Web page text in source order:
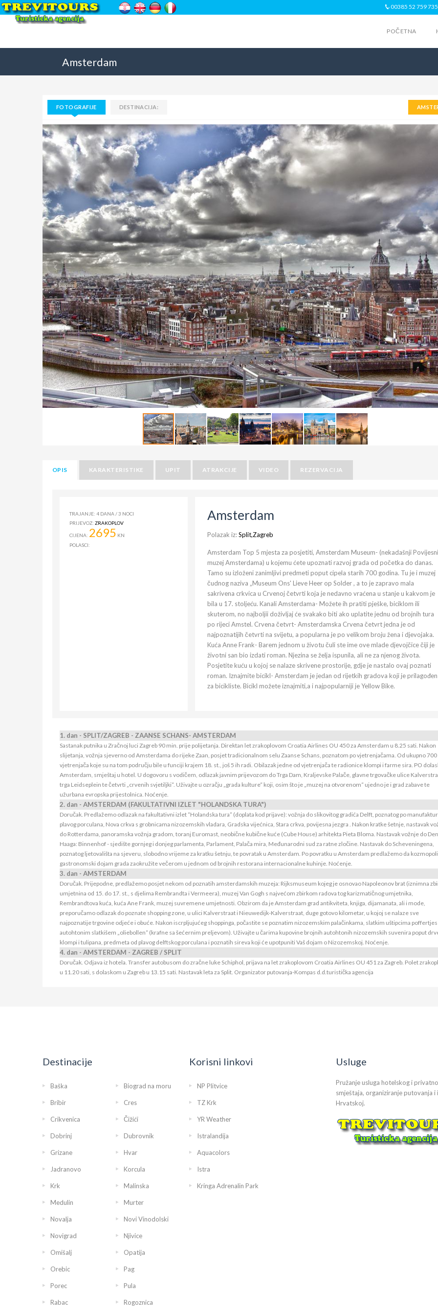
00385 52 759 735
POČETNA
Amsterdam
FOTOGRAFIJE DESTINACIJA:
OPIS KARAKTERISTIKE UPIT ATRAKCIJE VIDEO REZERVACIJA
TRAJANJE: 4 DANA /3 NOCI
PRIJEVOZ: ZRAKOPLOV
CIJENA: 2695 KN
POLASCI:
Amsterdam
Polazak iz:Split,Zagreb
Amsterdam Top 5 mjesta za posjetiti, Amsterdam Museum- (nekadašnji Povijesni
muzej Amsterdama) u kojemu ćete upoznati razvoj grada od početka do danas.
Tamo su izloženi zanimljivi predmeti poput cipela starih 700 godina. Tu je i muzej
čudnog naziva „Museum Ons' Lieve Heer op Solder , a to je zapravo mala
sakrivena crkvica u Crvenoj četvrti koja je nedavno vraćena u stanje u kakvom je
bila u 17. stoljeću. Kanali Amsterdama- Možete ih pratiti pješke, biciklom ili
skuterom, no najboljii doživljaj će svakako biti ako uplatite jednu od brojnih tura
po rijeci Amstel. Crvena četvrt- Amsterdamska Crvena četvrt jedna je od
najpoznatijih četvrti na svijetu, a popularna je po velikom broju žena i djevojaka.
Kuća Anne Frank- Barem jednom u životu čuli ste ime ove mlade djevojčice čiji je
životni san bio izdati roman. Njezina se želja ispunila, ali ne za njenog života.
Posjetite kuću u kojoj se nalaze skrivene prostorije, gdje je nastalo ovaj poznati
roman. Iznajmite bicikl- Amsterdam je jedan od rijetkih gradova koji je prilagođen
za bicikliste. Bicikl možete iznajmiti,a i najpopularniji je Yellow Bike.
1. dan - SPLIT/ZAGREB - ZAANSE SCHANS- AMSTERDAM
Sastanak putnika u Zračnoj luci Zagreb 90 min. prije polijetanja. Direktan let zrakoplovom Croatia Airlines OU 450 za Amsterdam u 8.25 sati. Nakon
slijetanja, vožnja sjeverno od Amsterdama do rijeke Zaan, posjet tradicionalnom selu Zaanse Schans, poznatom po vjetrenjačama. Od ukupno 700
vjetrenjača koje su na tom području bile u funciji krajem 18. st., još 5 ih radi. Obilazak jedne od vjetrenjača te radionice klompi i farme sira. PO
Amsterdam, smještaj u hotel. U dogovoru s vodičem, odlazak javnim prijevozom do Trga Dam, Kraljevske Palače, glavne trgovačke ulice
trga Leidseplein te četvrti „crvenih svjetiljki“. Uživajte u ozračju „grada kulture“ koji, osim što je „muzej na otvorenom“ ujedno je i grad zabave te
užurbana evropska prijestolnica. Noćenje.
2. dan - AMSTERDAM (FAKULTATIVNI IZLET "HOLANDSKA TURA")
Doručak. Predlažemo odlazak na fakultativni izlet “Holandska tura” (doplata kod prijave): vožnja do slikovitog gradića Delft, poznatog po
plavog porculana, Nova crkva s grobnicama nizozemskih vladara, Gradska vijećnica, Stara crkva, povijesna jezgra . Nakon kratke šetnje, nastavak
do Rotterdama, panoramska vožnja gradom, toranj Euromast, neobične kubične kuće (Cube House) arhitekta Pieta Bloma. Nastavak vožnje do Den
Haaga: Binnenhof - sjedište gornjeg i donjeg parlamenta, Parlament, Palača mira, Međunarodni sud za ratne zločine. Nastavak do Scheveningena,
poznatog ljetovališta na sjeveru, slobodno vrijeme za kratku šetnju, te povratak u Amsterdam. Po povratku u Amsterdam predlažemo da
gastronomski dojam grada zaokružite večerom u jednom od brojnih restorana internacionalne kuhinje. Noćenje.
3. dan - AMSTERDAM
Doručak. Prijepodne, predlažemo posjet nekom od poznatih amsterdamskih muzeja: Rijksmuseum kojeg je osnovao Napoleonov brat (iznimna
umjetnina od 15. do 17. st., s djelima Rembrandta i Vermeera), muzej Van Gogh s najvećom zbirkom radova tog karizmatičnog umjetnika,
Rembrandtova kuća, kuća Ane Frank, muzej suvremene umjetnosti. Obzirom da je Amsterdam grad antikviteta, knjiga, dijamanata, ali i mode,
preporučamo odlazak do poznate shopping zone, u ulici Kalverstraat i Nieuwedijk-Kalverstraat, duge gotovo kilometar, u kojoj se nalaze sve
najpoznatije trgovine odjeće i obuće. Nakon iscrpljujućeg shoppinga, počastite se poznatim nizozemskim palačinkama, slatkim uštipcima
autohtonim slatkišem „oliebollen“ (krafne sa šećernim preljevom). Uživajte u čarima kupovine brojnih autohtonih nizozemskih suvenira poput
klompi i tulipana, predmeta od plavog delftskog porculana i poznatih sireva koji će upotpuniti Vaš dojam o Nizozemskoj. Noćenje.
4. dan - AMSTERDAM - ZAGREB / SPLIT
Doručak. Odjava iz hotela. Transfer autobusom do zračne luke Schiphol, prijava na let zrakoplovom Croatia Airlines OU 451 za Zagreb. Polet
u 11.20 sati, s dolaskom u Zagreb u 13.15 sati. Nastavak leta za Split. Organizator putovanja-Kompas d.d.turistička agencija
Destinacije
Baška Biograd na moru
Bribir Cres
Crikvenica Čižići
Dobrinj Dubrovnik
Grizane Hvar
Jadranovo Korcula
Krk Malinska
Medulin Murter
Novalja Novi Vinodolski
Novigrad Njivice
Omišalj Opatija
Orebic Pag
Porec Pula
Rabac Rogoznica
Korisni linkovi
NP Plitvice
TZ Krk
YR Weather
Istralandija
Aquacolors
Istra
Kringa Adrenalin Park
Usluge
Pružanje usluga hotelskog i
smještaja, organiziranje putovanja i
Hrvatskoj.